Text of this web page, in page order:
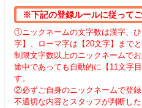
※下記の登録ルールに従って
①ニックネームの文字数は漢字、
字】、ローマ字は【20文字】まで
制限文字数以上のニックネームで
途中であっても自動的に【11文字
す。
②必ずご自身のニックネームで登録
不適切な内容とスタッフが判断し